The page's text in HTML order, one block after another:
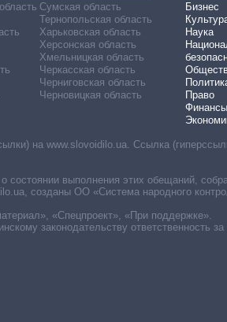
Сумская область
Тернопольская область
Харьковская область
Херсонская область
Хмельницкая область
Черкасская область
Черниговская область
Черновицкая область
Бизнес
Наука
Право
Финансы
на www.slovoidilo.ua. Ссылка
выполнения этих обещаний,
созданы ОО «Система народного
«Спецпроект», «При поддержке».
законодательству ответственность